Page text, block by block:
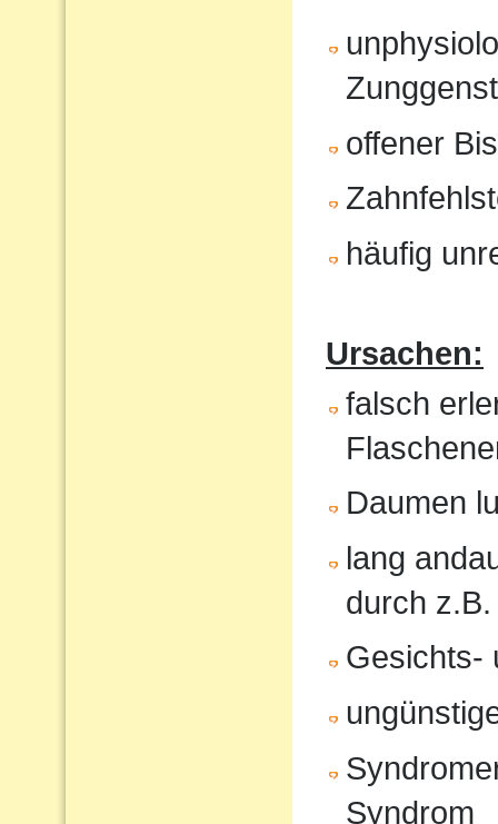
offener
häufig
Ursachen:
falsch
Daumen
lang
durch
Gesichts-
Syndrom